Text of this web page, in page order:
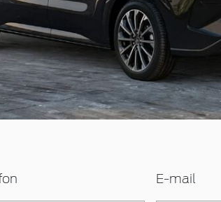
E-mail